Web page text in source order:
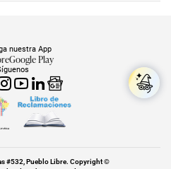
nuestra App
Google Play
#532, Pueblo Libre. Copyright ©